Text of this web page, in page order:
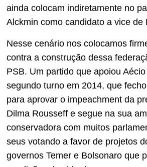
ainda colocam indiretamente no
Alckmin como candidato a vice de
Nesse cenário nos colocamos
contra a construção dessa
PSB. Um partido que apoiou
segundo turno em 2014, que
para aprovar o impeachment da
Dilma Rousseff e segue na sua
conservadora com muitos
seus votando a favor de projetos
governos Temer e Bolsonaro que